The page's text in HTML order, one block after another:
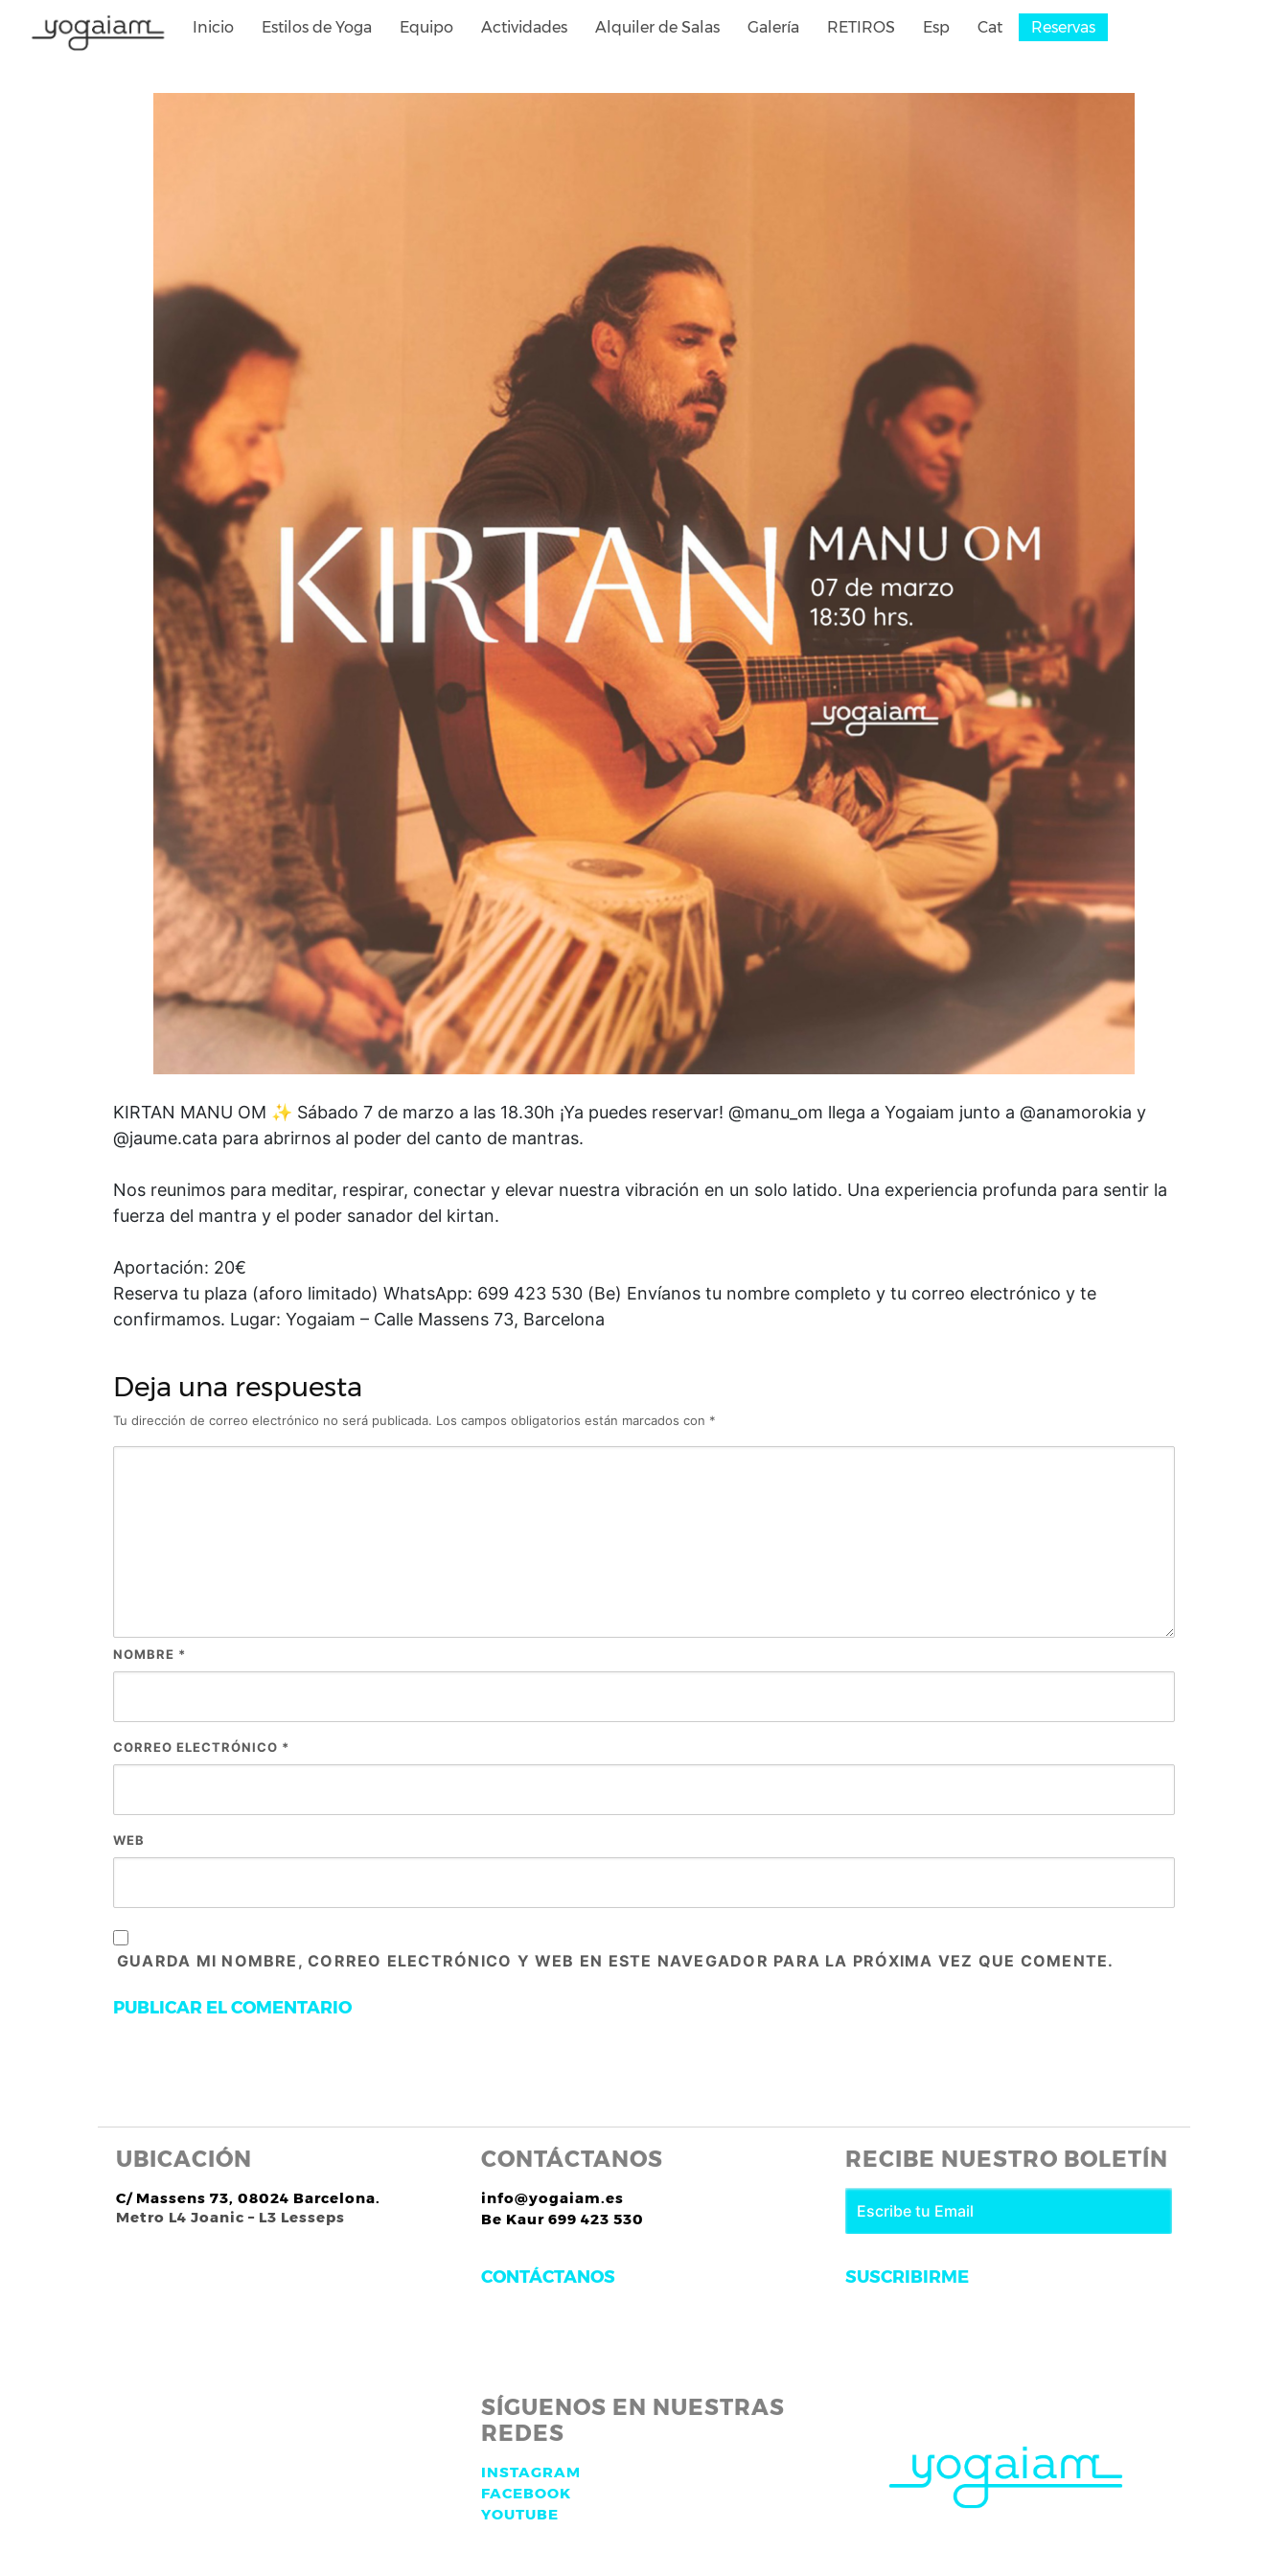
Inicio Estilos de Yoga Equipo Actividades Alquiler de Salas Galería RETIROS Esp Cat Reservas
KIRTAN MANU OM ✨ Sábado 7 de marzo a las 18.30h ¡Ya puedes reservar! @manu_om llega a Yogaiam junto a @anamorokia y
@jaume.cata para abrirnos al poder del canto de mantras.
Nos reunimos para meditar, respirar, conectar y elevar nuestra vibración en un solo latido. Una experiencia profunda para sentir la
fuerza del mantra y el poder sanador del kirtan.
Aportación: 20€
Reserva tu plaza (aforo limitado) WhatsApp: 699 423 530 (Be) Envíanos tu nombre completo y tu correo electrónico y te
confirmamos. Lugar: Yogaiam – Calle Massens 73, Barcelona
Deja una respuesta
Tu dirección de correo electrónico no será publicada. Los campos obligatorios están marcados con *
NOMBRE *
CORREO ELECTRÓNICO *
WEB
GUARDA MI NOMBRE, CORREO ELECTRÓNICO Y WEB EN ESTE NAVEGADOR PARA LA PRÓXIMA VEZ QUE COMENTE.
UBICACIÓN
C/ Massens 73, 08024 Barcelona.
Metro L4 Joanic – L3 Lesseps
CONTÁCTANOS
info@yogaiam.es
Be Kaur 699 423 530
CONTÁCTANOS
SÍGUENOS EN NUESTRAS
REDES
INSTAGRAM
FACEBOOK
YOUTUBE
RECIBE NUESTRO BOLETÍN
SUSCRIBIRME